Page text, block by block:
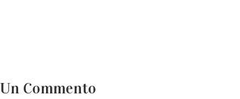
Commento